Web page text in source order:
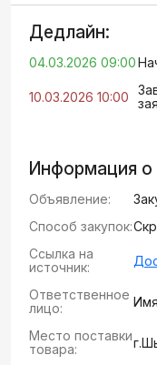
Дедлайн:
04.03.2026 09:00
10.03.2026 10:00
Информация о
Объявление:
Способ закупок:
Ссылка на
источник:
Ответственное
лицо:
Место поставки
товара: